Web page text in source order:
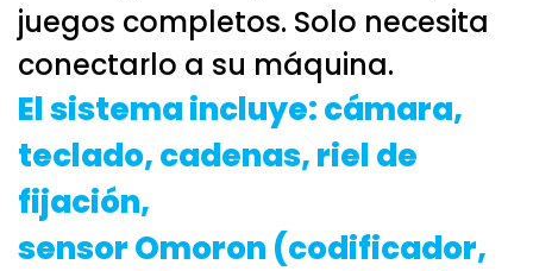
juegos completos. Solo necesita
conectarlo a su máquina.
El sistema incluye: cámara,
teclado, cadenas, riel de
fijación,
sensor Omoron (codificador,